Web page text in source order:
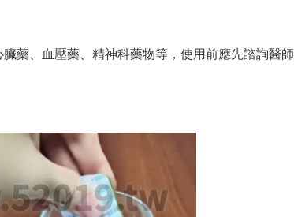
藥、血壓藥、精神科藥物等，使用前應先諮詢醫師